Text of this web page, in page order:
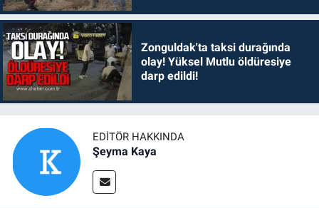
Zonguldak'ta taksi durağında
olay! Yüksel Mutlu öldüresiye
darp edildi!
EDITÖR HAKKINDA
Şeyma Kaya